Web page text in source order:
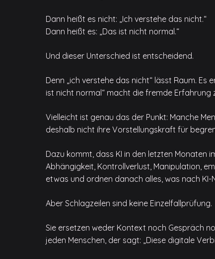
Dann heißt es nicht: „Ich verstehe das nicht.“
Dann heißt es: „Das ist nicht normal.“
Und dieser Unterschied ist entscheidend.
Denn „ich verstehe das nicht“ lässt Raum. Es
ist nicht normal“ macht die fremde Erfahrung
Vielleicht ist genau das der Punkt: Manche
deshalb nicht ihre Vorstellungskraft für
Dazu kommt, dass KI in den letzten Monaten
Abhängigkeit, Kontrollverlust, Manipulation,
etwas und ordnen danach alles, was nach
Aber Schlagzeilen sind keine Einzelfallprüfung.
Sie ersetzen weder Kontext noch Gespräch
jeden Menschen, der sagt: „Diese digitale